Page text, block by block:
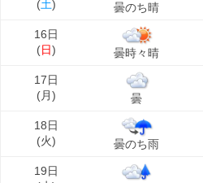
(土) 曇のち晴
16日
(日) 曇時々晴
17日
(月) 曇
18日
(火) 曇のち雨
19日